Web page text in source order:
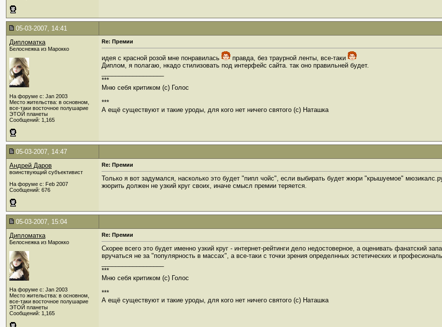
05-03-2007, 14:41
Дипломатка
Белоснежка из Марокко
На форуме с: Jan 2003
Место жительства: в основном,
все-таки восточное полушарие
ЭТОЙ планеты
Сообщений: 1,165
Re: Премии
идея с красной розой мне понравилась
правда, без траурной ленты, все-таки
Диплом, я полагаю, нкадо стилизовать под интерфейс сайта. так оно правильней будет.
***
Мню себя критиком (c) Голос
***
А ещё существуют и такие уроды, для кого нет ничего святого (с) Наташка
05-03-2007, 14:47
Андрей Даров
воинствующий субъективист
На форуме с: Feb 2007
Сообщений: 676
Re: Премии
Только я вот задумался, насколько это будет "пипл чойс", если выбирать будет жюри "крышуемое"
жюрить должен не узкий круг своих, иначе смысл премии теряется.
05-03-2007, 15:04
Дипломатка
Белоснежка из Марокко
На форуме с: Jan 2003
Место жительства: в основном,
все-таки восточное полушарие
ЭТОЙ планеты
Сообщений: 1,165
Re: Премии
Скорее всего это будет именно узкий круг - интернет-рейтинги дело недостоверное, а оценивать фанатский
вручаться не за "популярность в массах", а все-таки с точки зрения определнных эстетических и
***
Мню себя критиком (c) Голос
***
А ещё существуют и такие уроды, для кого нет ничего святого (с) Наташка